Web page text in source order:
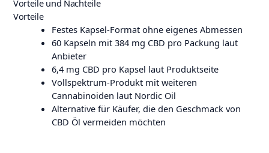
Vorteile und Nachteile
Vorteile
Festes Kapsel-Format ohne eigenes Abmessen
60 Kapseln mit 384 mg CBD pro Packung laut
Anbieter
6,4 mg CBD pro Kapsel laut Produktseite
Vollspektrum-Produkt mit weiteren
Cannabinoiden laut Nordic Oil
Alternative für Käufer, die den Geschmack von
CBD Öl vermeiden möchten